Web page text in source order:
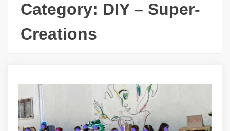
Category: DIY – Super-
Creations